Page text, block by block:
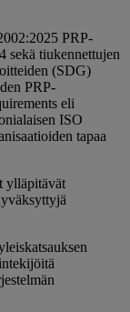
PRP-
sekä tiukennettujen
(SDG)
PRP-
eli
ISO
tapaa
ylläpitävät